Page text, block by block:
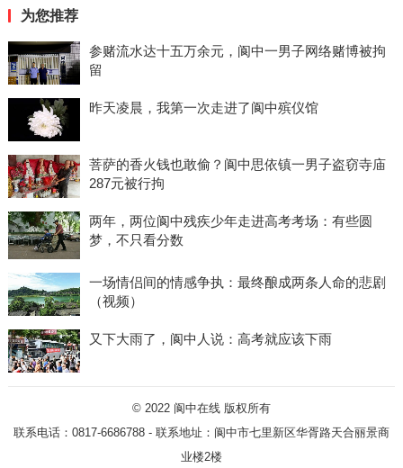
为您推荐
参赌流水达十五万余元，阆中一男子网络赌博被拘
留
昨天凌晨，我第一次走进了阆中殡仪馆
菩萨的香火钱也敢偷？阆中思依镇一男子盗窃寺庙
287元被行拘
两年，两位阆中残疾少年走进高考考场：有些圆
梦，不只看分数
一场情侣间的情感争执：最终酿成两条人命的悲剧
（视频）
又下大雨了，阆中人说：高考就应该下雨
© 2022 阆中在线版权所有
联系电话：0817-6686788 - 联系地址：阆中市七里新区华胥路天合丽景商
业楼2楼